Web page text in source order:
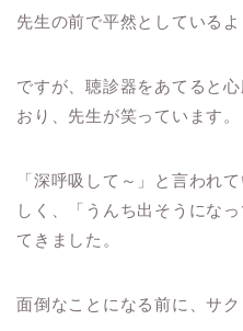
先生の前で平然としているよ
ですが、聴診器をあてると
おり、先生が笑っています。
「深呼吸して～」と言われ
しく、「うんち出そうにな
てきました。
面倒なことになる前に、サク